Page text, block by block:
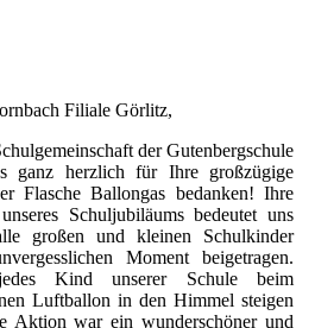
Filiale Görlitz,
der Gutenbergschule
ganz herzlich für Ihre großzügige
Flasche Ballongas bedanken! Ihre
Schuljubiläums bedeutet uns
großen und kleinen Schulkinder
Moment beigetragen.
Kind unserer Schule beim
Luftballon in den Himmel steigen
Aktion war ein wunderschöner und